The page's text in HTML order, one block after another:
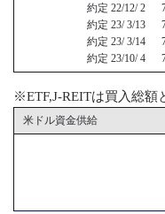
約定 22/12/ 2
約定 23/ 3/13
約定 23/ 3/14
約定 23/10/ 4
※ETF,J-REITは買入総額
米ドル資金供給